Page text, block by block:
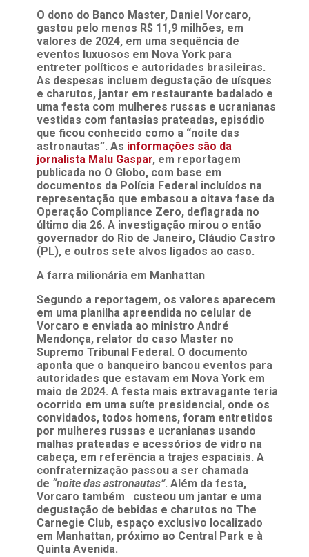
O dono do Banco Master, Daniel Vorcaro,
gastou pelo menos R$ 11,9 milhões, em
valores de 2024, em uma sequência de
eventos luxuosos em Nova York para
entreter políticos e autoridades brasileiras.
As despesas incluem degustação de uísques
e charutos, jantar em restaurante badalado e
uma festa com mulheres russas e ucranianas
vestidas com fantasias prateadas, episódio
que ficou conhecido como a “noite das
astronautas”. As informações são da
jornalista Malu Gaspar, em reportagem
publicada no O Globo, com base em
documentos da Polícia Federal incluídos na
representação que embasou a oitava fase da
Operação Compliance Zero, deflagrada no
último dia 26. A investigação mirou o então
governador do Rio de Janeiro, Cláudio Castro
(PL), e outros sete alvos ligados ao caso.
A farra milionária em Manhattan
Segundo a reportagem, os valores aparecem
em uma planilha apreendida no celular de
Vorcaro e enviada ao ministro André
Mendonça, relator do caso Master no
Supremo Tribunal Federal. O documento
aponta que o banqueiro bancou eventos para
autoridades que estavam em Nova York em
maio de 2024. A festa mais extravagante teria
ocorrido em uma suíte presidencial, onde os
convidados, todos homens, foram entretidos
por mulheres russas e ucranianas usando
malhas prateadas e acessórios de vidro na
cabeça, em referência a trajes espaciais. A
confraternização passou a ser chamada
de “noite das astronautas”. Além da festa,
Vorcaro também custeou um jantar e uma
degustação de bebidas e charutos no The
Carnegie Club, espaço exclusivo localizado
em Manhattan, próximo ao Central Park e à
Quinta Avenida.